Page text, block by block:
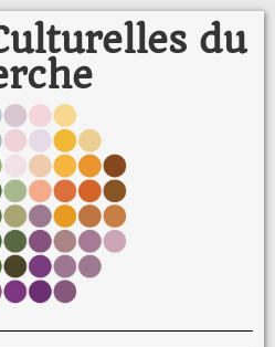
du